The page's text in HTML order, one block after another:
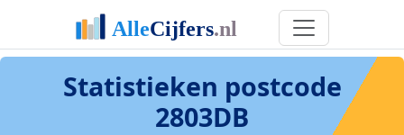
Statistieken postcode
2803DB